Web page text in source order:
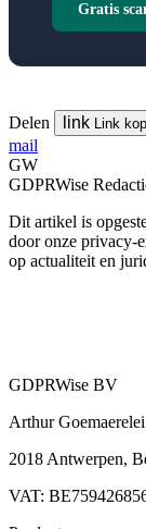
Gratis
Delen link Link
mail
GW
GDPRWise
Dit artikel is
door onze privacy-
op actualiteit en
GDPRWise BV
Arthur
2018 Antwerpen,
VAT: